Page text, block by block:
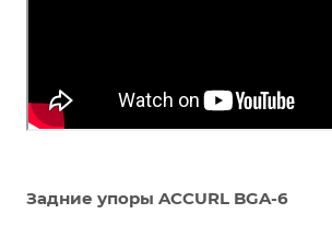
Задние упоры ACCURL BGA-6